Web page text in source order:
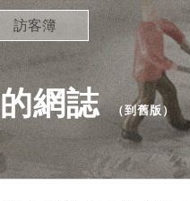
網誌（到舊版 ）
訪客簿